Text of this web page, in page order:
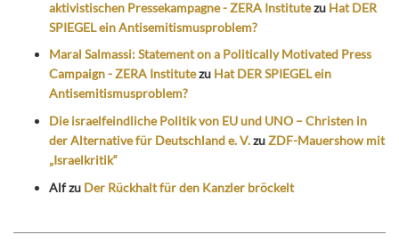
aktivistischen Pressekampagne - ZERA Institutezu Hat DER
SPIEGEL ein Antisemitismusproblem?
Maral Salmassi: Statement on a Politically Motivated Press
Campaign - ZERA Institutezu Hat DER SPIEGEL ein
Antisemitismusproblem?
Die israelfeindliche Politik von EU und UNO – Christen in
der Alternative für Deutschland e. V.zuZDF-Mauershow mit
„Israelkritik“
Alfzu Der Rückhalt für den Kanzler bröckelt